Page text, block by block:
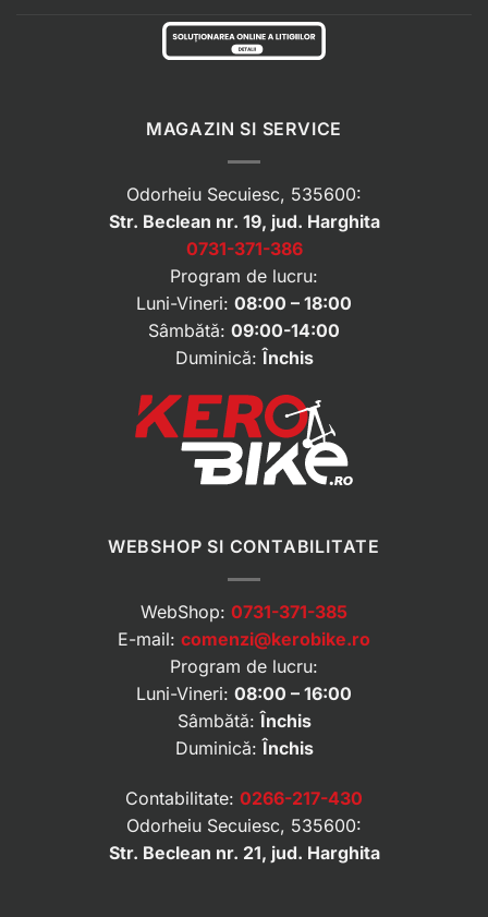
MAGAZIN SI SERVICE
Odorheiu Secuiesc, 535600:
Str. Beclean nr. 19, jud. Harghita
0731-371-386
Program de lucru:
Luni-Vineri: 08:00 – 18:00
Sâmbătă: 09:00-14:00
Duminică:Închis
WEBSHOP SI CONTABILITATE
WebShop: 0731-371-385
E-mail: comenzi@kerobike.ro
Program de lucru:
Luni-Vineri: 08:00 – 16:00
Sâmbătă: Închis
Duminică: Închis
Contabilitate: 0266-217-430
Odorheiu Secuiesc, 535600:
Str. Beclean nr. 21, jud. Harghita